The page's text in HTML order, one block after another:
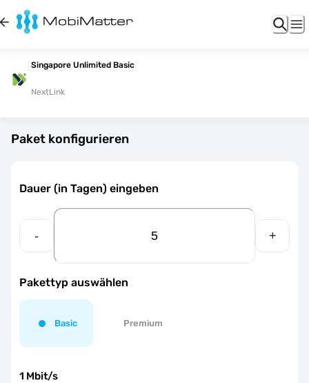
Singapore Unlimited Basic
NextLink
Paket konfigurieren
Dauer (in Tagen) eingeben
- +
Pakettyp auswählen
Basic Premium
1 Mbit/s